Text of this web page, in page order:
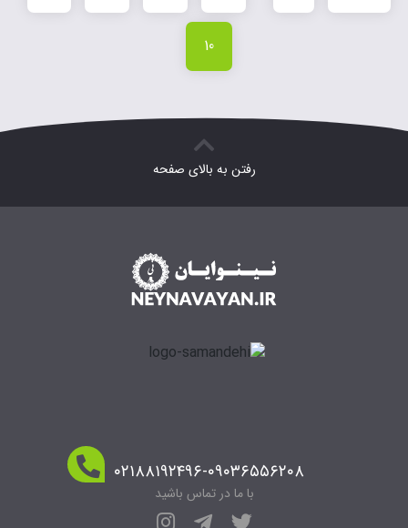
10
رفتن به بالای صفحه
۰۲۱۸۸۱۹۲۴۹۶-۰۹۰۳۶۵۵۶۲۰۸
با ما در تماس باشید